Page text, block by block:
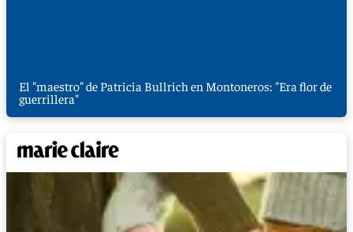
El "maestro" de Patricia Bullrich en Montoneros: "Era flor de
guerrillera"